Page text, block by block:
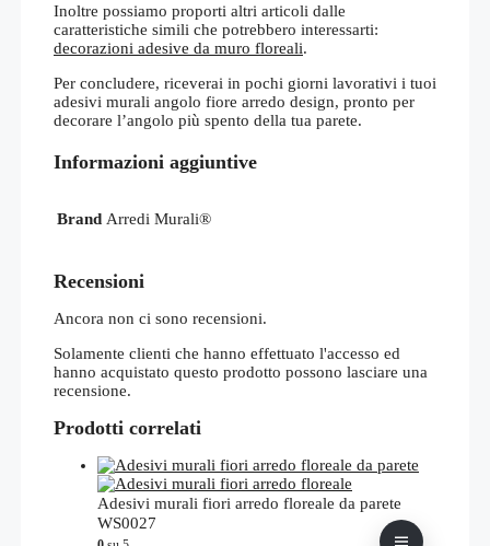
Inoltre possiamo proporti altri articoli dalle
caratteristiche simili che potrebbero interessarti:
decorazioni adesive da muro floreali.
Per concludere, riceverai in pochi giorni lavorativi i tuoi
adesivi murali angolo fiore arredo design, pronto per
decorare l’angolo più spento della tua parete.
Informazioni aggiuntive
Brand Arredi Murali®
Recensioni
Ancora non ci sono recensioni.
Solamente clienti che hanno effettuato l'accesso ed
hanno acquistato questo prodotto possono lasciare una
recensione.
Prodotti correlati
Adesivi murali fiori arredo floreale da parete
WS0027